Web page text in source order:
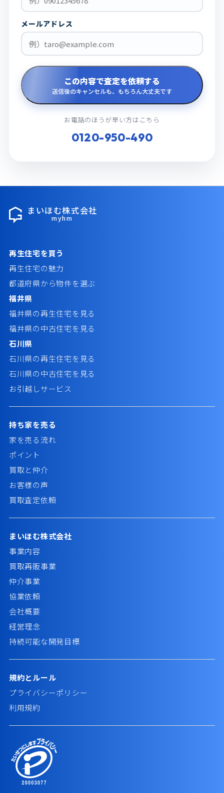
メールアドレス
この内容で査定を依頼する
送信後のキャンセルも、もちろん大丈夫です
お電話のほうが早い方はこちら
0120-950-490
まいほむ株式会社
myhm
再生住宅を買う
再生住宅の魅力
都道府県から物件を選ぶ
福井県
福井県の再生住宅を見る
福井県の中古住宅を見る
石川県
石川県の再生住宅を見る
石川県の中古住宅を見る
お引越しサービス
持ち家を売る
家を売る流れ
ポイント
買取と仲介
お客様の声
買取査定依頼
まいほむ株式会社
事業内容
買取再販事業
仲介事業
協業依頼
会社概要
経営理念
持続可能な開発目標
規約とルール
プライバシーポリシー
利用規約